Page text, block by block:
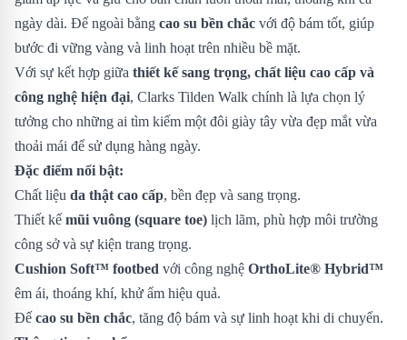
ngày dài. Đế ngoài bằng cao su bền chắc với độ bám tốt, giúp
bước đi vững vàng và linh hoạt trên nhiều bề mặt.
Với sự kết hợp giữa thiết kế sang trọng, chất liệu cao cấp và
công nghệ hiện đại, Clarks Tilden Walk chính là lựa chọn lý
tưởng cho những ai tìm kiếm một đôi giày tây vừa đẹp mắt vừa
thoải mái để sử dụng hàng ngày.
Đặc điểm nổi bật:
Chất liệu da thật cao cấp, bền đẹp và sang trọng.
Thiết kế mũi vuông (square toe) lịch lãm, phù hợp môi trường
công sở và sự kiện trang trọng.
Cushion Soft™ footbed với công nghệ OrthoLite® Hybrid™
êm ái, thoáng khí, khử ẩm hiệu quả.
Đế cao su bền chắc, tăng độ bám và sự linh hoạt khi di chuyển.